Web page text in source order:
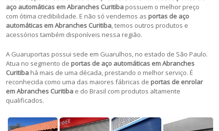
aço automáticas em Abranches Curitiba possuem o melhor preço
com ótima credibilidade. E não só vendemos as portas de aço
automáticas em Abranches Curitiba, temos outros produtos e
acessórios também disponíveis nessa região.
A Guaruportas possui sede em Guarulhos, no estado de São Paulo.
Atua no segmento de portas de aço automáticas em Abranches
Curitiba há mais de uma década, prestando o melhor serviço. É
reconhecida como uma das maiores fábricas de portas de enrolar
emAbranches Curitiba e do Brasil com produtos altamente
qualificados.